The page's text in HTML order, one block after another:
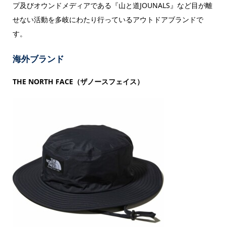
プ及びオウンドメディアである『山と道JOUNALS』など目が離
せない活動を多岐にわたり行っているアウトドアブランドで
す。
海外ブランド
THE NORTH FACE（ザノースフェイス）